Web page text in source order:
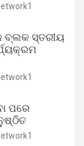
ବ୍ଲକ ସ୍ତରୀୟ
ପରେ